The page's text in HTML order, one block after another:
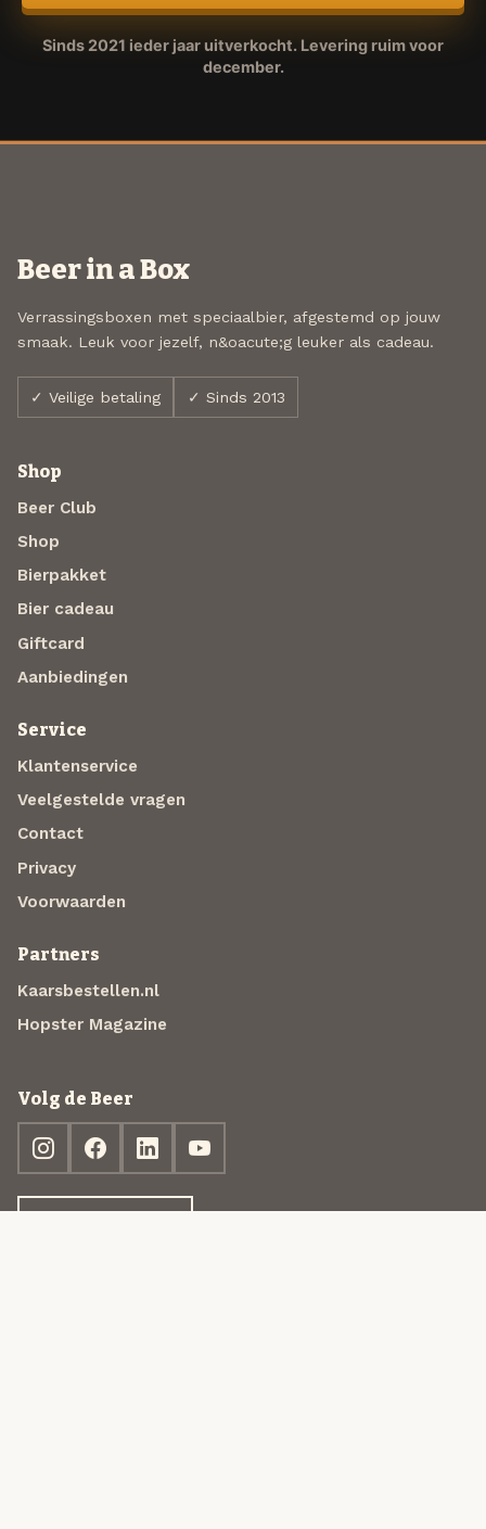
Sinds 2021 ieder jaar uitverkocht. Levering ruim voor
december.
Beer in a Box
Verrassingsboxen met speciaalbier, afgestemd op jouw
smaak. Leuk voor jezelf, n&oacute;g leuker als cadeau.
✓ Veilige betaling ✓ Sinds 2013
Shop
Beer Club
Shop
Bierpakket
Bier cadeau
Giftcard
Aanbiedingen
Service
Klantenservice
Veelgestelde vragen
Contact
Privacy
Voorwaarden
Partners
Kaarsbestellen.nl
Hopster Magazine
Volg de Beer